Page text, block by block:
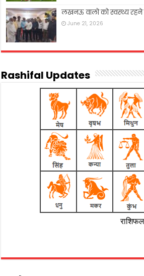
लखनऊ वालो को स्वस्थ्य
June 21, 2026
Rashifal Updates